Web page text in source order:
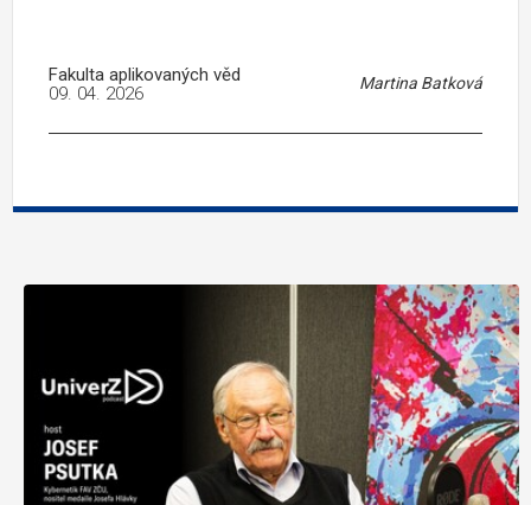
Fakulta aplikovaných věd Martina Batková
09. 04. 2026